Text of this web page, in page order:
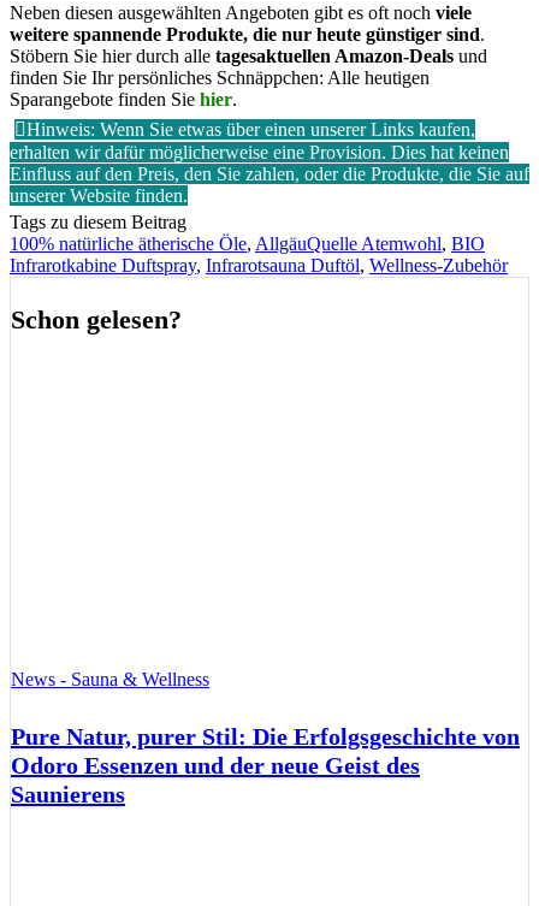
Neben diesen ausgewählten Angeboten gibt es oft noch viele
weitere spannende Produkte, die nur heute günstiger sind.
Stöbern Sie hier durch alle tagesaktuellen Amazon-Deals und
finden Sie Ihr persönliches Schnäppchen: Alle heutigen
Sparangebote finden Sie hier.
Hinweis: Wenn Sie etwas über einen unserer Links kaufen,
erhalten wir dafür möglicherweise eine Provision. Dies hat keinen
Einfluss auf den Preis, den Sie zahlen, oder die Produkte, die Sie auf
unserer Website finden.
Tags zu diesem Beitrag
100% natürliche ätherische Öle, AllgäuQuelle Atemwohl, BIO
Infrarotkabine Duftspray, Infrarotsauna Duftöl, Wellness-Zubehör
Schon gelesen?
News - Sauna & Wellness
Pure Natur, purer Stil: Die Erfolgsgeschichte von
Odoro Essenzen und der neue Geist des
Saunierens